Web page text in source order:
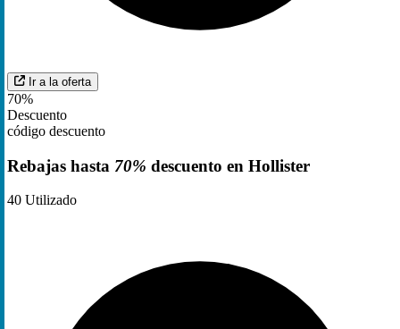
Ir a la oferta
70%
Descuento
código descuento
Rebajas hasta 70% descuento en Hollister
40 Utilizado